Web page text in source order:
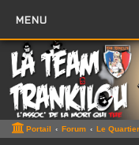
MENU
PORTAIL
FORUM
ZONE TTK
Portail Forum Le